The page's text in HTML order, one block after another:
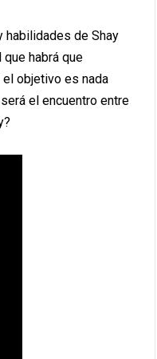
habilidades de Shay
que habrá que
objetivo es nada
el encuentro entre